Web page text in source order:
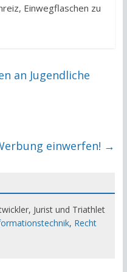
Einwegflaschen zu
an Jugendliche
einwerfen! →
Jurist und Triathlet
, Recht